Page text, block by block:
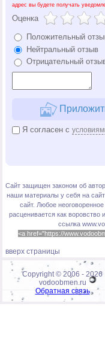
адрес вы будете получать
Оценка
Положительный
Нейтральный отзыв
Отрицательный
Я согласен с
Сайт защищен законом об
наши материалы у себя на
сайт. Любое
расценивается как
ссылка
<a href="https://
вверх страницы
Copyright © 2006 - 2026
vodoobmen.ru
Обратная связь